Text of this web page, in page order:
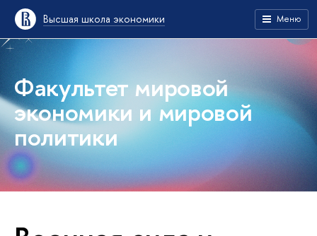
Высшая школа экономики Меню
Факультет мировой
экономики и мировой
политики